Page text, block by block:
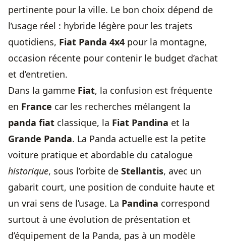
pertinente pour la ville. Le bon choix dépend de
l’usage réel : hybride légère pour les trajets
quotidiens, Fiat Panda 4x4 pour la montagne,
occasion récente pour contenir le budget d’achat
et d’entretien.
Dans la gamme Fiat, la confusion est fréquente
en France car les recherches mélangent la
panda fiat classique, la Fiat Pandina et la
Grande Panda. La Panda actuelle est la petite
voiture pratique et abordable du catalogue
historique, sous l’orbite de Stellantis, avec un
gabarit court, une position de conduite haute et
un vrai sens de l’usage. La Pandina correspond
surtout à une évolution de présentation et
d’équipement de la Panda, pas à un modèle